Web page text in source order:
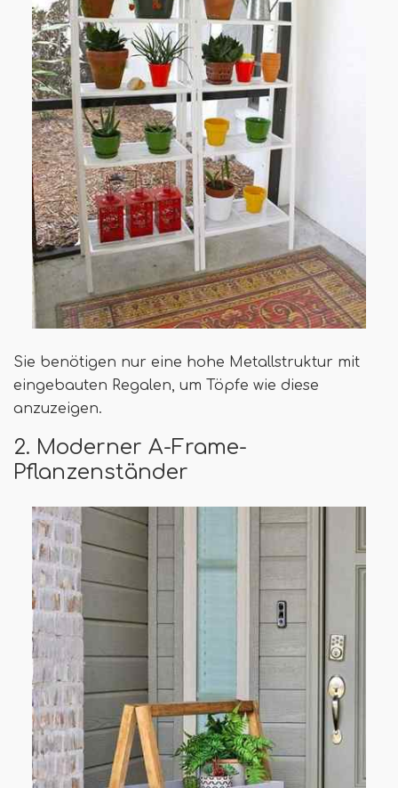
Sie benötigen nur eine hohe Metallstruktur mit
eingebauten Regalen, um Töpfe wie diese
anzuzeigen.
2. Moderner A-Frame-
Pflanzenständer